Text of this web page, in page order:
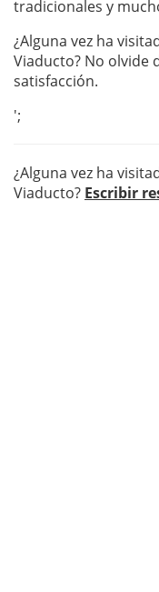
tradicionales y
¿Alguna vez ha
Viaducto? No olvide
satisfacción.
';
¿Alguna vez ha
Viaducto? Escribir